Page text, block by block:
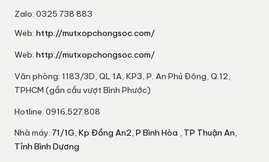
Zalo: 0325 738 883
Web: http://mutxopchongsoc.com/
Web: http://mutxopchongsoc.com/
Văn phòng: 1183/3D, QL 1A, KP3, P. An Phú Đông, Q.12,
TPHCM (gần cầu vượt Bình Phước)
Hotline: 0916.527.808
Nhà máy: 71/1G, Kp Đồng An2, P Bình Hòa , TP Thuận An,
Tỉnh Bình Dương